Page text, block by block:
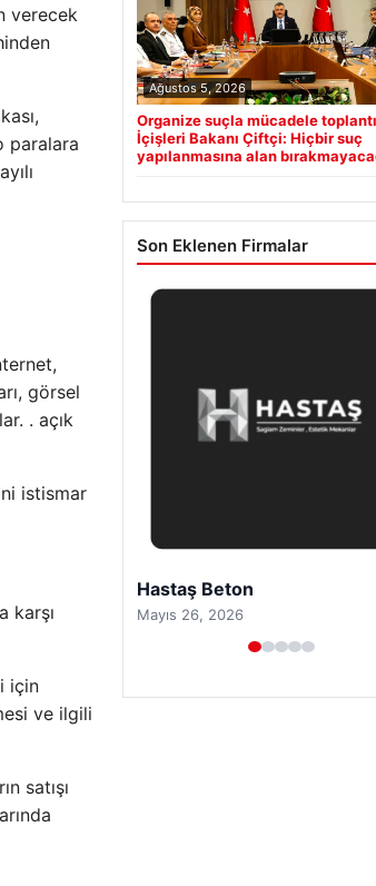
verecek
paralara
görsel
. açık
istismar
karşı
için
ve ilgili
satışı
Ağustos 5, 2026
Organize suçla mücadele
İçişleri Bakanı Çiftçi: Hiçbir suç
yapılanmasına alan
Son Eklenen Firmalar
Prenses Night Club
Nisan 29, 2026